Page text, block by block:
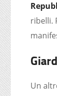
ribelli.
Un